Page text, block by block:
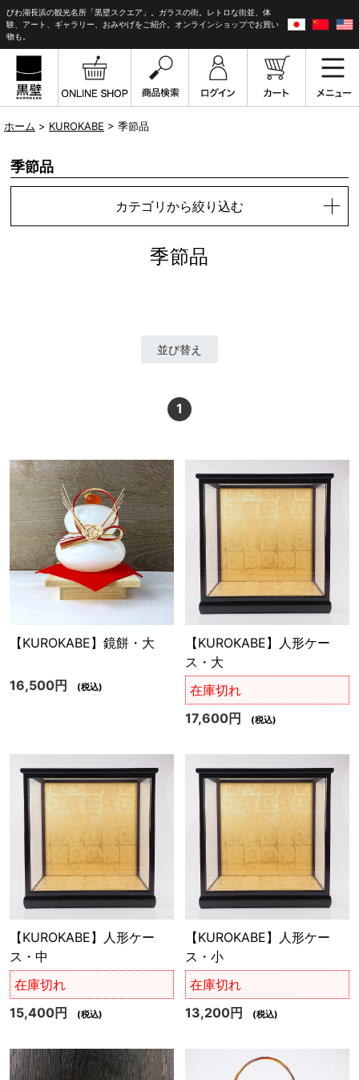
びわ湖長浜の観光名所「黒壁スクエア」。ガラスの街。レトロな街並、体
験、アート、ギャラリー、おみやげをご紹介。オンラインショップでお買い
物も。
ホーム > KUROKABE > 季節品
季節品
カテゴリから絞り込む
季節品
並び替え
1
【KUROKABE】鏡餅・大
16,500円 (税込)
【KUROKABE】人形ケー
ス・大
在庫切れ
17,600円
(税込)
【KUROKABE】人形ケー
ス・中
在庫切れ
15,400円
(税込)
【KUROKABE】人形ケー
ス・小
在庫切れ
13,200円
(税込)